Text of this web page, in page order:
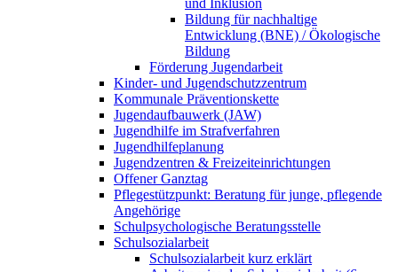
und Inklusion
Bildung für nachhaltige
Entwicklung (BNE) / Ökologische
Bildung
Förderung Jugendarbeit
Kinder- und Jugendschutzzentrum
Kommunale Präventionskette
Jugendaufbauwerk (JAW)
Jugendhilfe im Strafverfahren
Jugendhilfeplanung
Jugendzentren & Freizeiteinrichtungen
Offener Ganztag
Pflegestützpunkt: Beratung für junge, pflegende
Angehörige
Schulpsychologische Beratungsstelle
Schulsozialarbeit
Schulsozialarbeit kurz erklärt